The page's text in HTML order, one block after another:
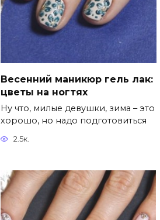
Весенний маникюр гель лак:
цветы на ногтях
Ну что, милые девушки, зима – это
хорошо, но надо подготовиться
2.5к.